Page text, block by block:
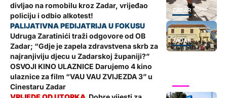
ZADAR
divljao na romobilu kroz Zadar, vrijeđao
policiju i odbio alkotest!
ZADAR
Udruga Zaratinići traži odgovore od OB
Zadar; “Gdje je zapela zdravstvena skrb za
najranjiviju djecu u Zadarskoj županiji?”
OSVOJI KINO ULAZNICE Darujemo 4 kino
ulaznice za film “VAU VAU ZVIJEZDA 3” u
Cinestaru Zadar